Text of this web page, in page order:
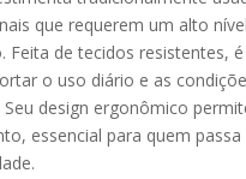
que requerem um alto
Feita de tecidos resistentes,
o uso diário e as
design ergonômico
essencial para quem